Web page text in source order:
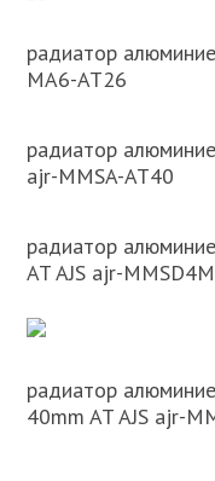
радиатор
MA6-AT26
радиатор
ajr-MMSA-AT40
радиатор
AT AJS ajr-
радиатор
40mm AT AJS ajr-